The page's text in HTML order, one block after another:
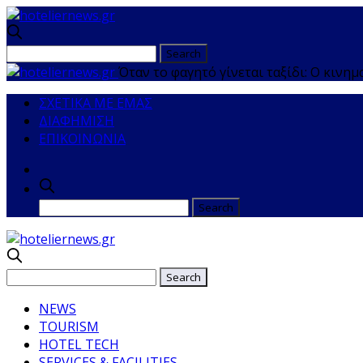
Όταν το φαγητό γίνεται ταξίδι: Ο
ΣΧΕΤΙΚΑ ΜΕ ΕΜΑΣ
ΔΙΑΦΗΜΙΣΗ
ΕΠΙΚΟΙΝΩΝΙΑ
NEWS
TOURISM
HOTEL TECH